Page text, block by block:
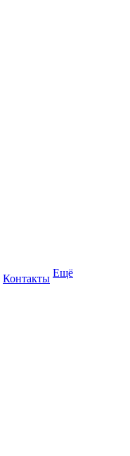
Контакты Ещё